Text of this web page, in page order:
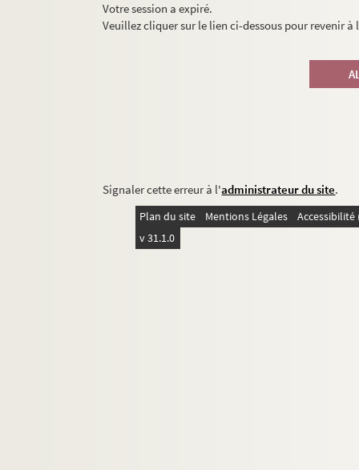
Votre session a expiré.
Veuillez cliquer sur le lien ci-dessous pour revenir
Signaler cette erreur à l'administrateur du site.
Plan du site Mentions Légales
v 31.1.0